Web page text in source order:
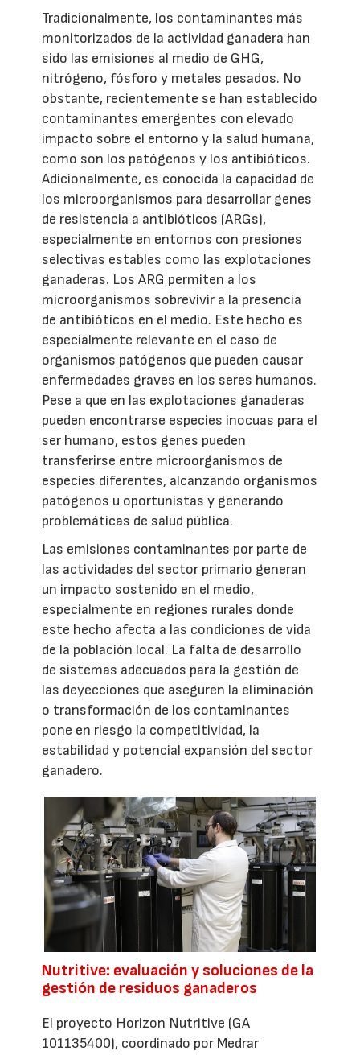
Tradicionalmente, los contaminantes más
monitorizados de la actividad ganadera han
sido las emisiones al medio de GHG,
nitrógeno, fósforo y metales pesados. No
obstante, recientemente se han establecido
contaminantes emergentes con elevado
impacto sobre el entorno y la salud humana,
como son los patógenos y los antibióticos.
Adicionalmente, es conocida la capacidad de
los microorganismos para desarrollar genes
de resistencia a antibióticos (ARGs),
especialmente en entornos con presiones
selectivas estables como las explotaciones
ganaderas. Los ARG permiten a los
microorganismos sobrevivir a la presencia
de antibióticos en el medio. Este hecho es
especialmente relevante en el caso de
organismos patógenos que pueden causar
enfermedades graves en los seres humanos.
Pese a que en las explotaciones ganaderas
pueden encontrarse especies inocuas para el
ser humano, estos genes pueden
transferirse entre microorganismos de
especies diferentes, alcanzando organismos
patógenos u oportunistas y generando
problemáticas de salud pública.
Las emisiones contaminantes por parte de
las actividades del sector primario generan
un impacto sostenido en el medio,
especialmente en regiones rurales donde
este hecho afecta a las condiciones de vida
de la población local. La falta de desarrollo
de sistemas adecuados para la gestión de
las deyecciones que aseguren la eliminación
o transformación de los contaminantes
pone en riesgo la competitividad, la
estabilidad y potencial expansión del sector
ganadero.
Nutritive: evaluación y soluciones de la
gestión de residuos ganaderos
El proyecto Horizon Nutritive (GA
101135400), coordinado por Medrar